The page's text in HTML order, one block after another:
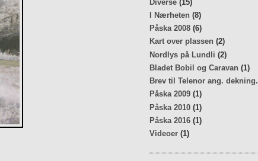
Diverse (15)
I Nærheten (8)
Påska 2008 (6)
Kart over plassen (2)
Nordlys på Lundli (2)
Bladet Bobil og Caravan (1)
Brev til Telenor ang. dekning.
Påska 2009 (1)
Påska 2010 (1)
Påska 2016 (1)
Videoer (1)